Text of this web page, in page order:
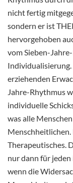
nicht fertig
sondern er ist
hervorgehoben
vom Sieben-
erziehenden
Jahre-Rhythmus
individuelle
was alle
Therapeutisches.
nur dann für
wenn die